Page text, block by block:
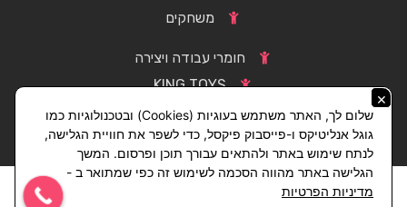
משחקים
חומרי עבודה ויצירה
KING TOYS
×
שלום לך, האתר משתמש בעוגיות (Cookies) ובטכנולוגיות כמו
גוגל אנליטיקס ו-פייסבוק פיקסל, כדי לשפר את חוויית הגלישה,
לנתח שימוש באתר ולהתאים עבורך תוכן ופרסום. המשך
הגלישה באתר מהווה הסכמה לשימוש זה כפי שמתואר ב -
מדיניות הפרטיות